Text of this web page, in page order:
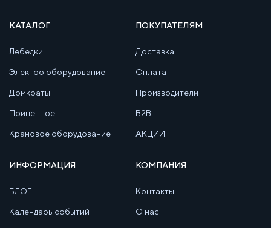
КАТАЛОГ
Лебедки
Электро оборудование
Домкраты
Прицепное
Крановое оборудование
ПОКУПАТЕЛЯМ
Доставка
Оплата
Производители
B2B
АКЦИИ
ИНФОРМАЦИЯ
БЛОГ
Календарь событий
КОМПАНИЯ
Контакты
О нас